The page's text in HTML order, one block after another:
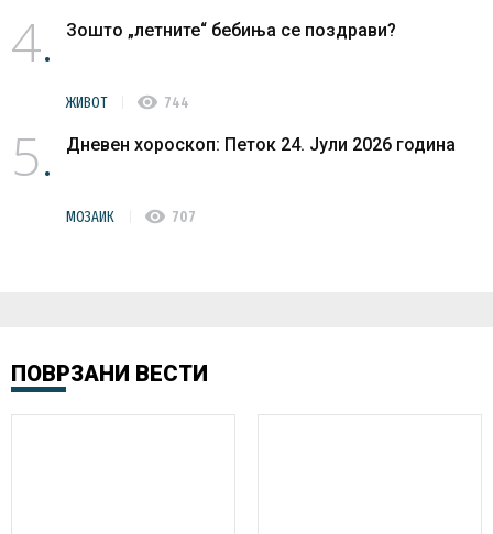
4 Зошто „летните“ бебиња се поздрави?
ЖИВОТ visibility 744
5 Дневен хороскоп: Петок 24. Јули 2026 година
МОЗАИК visibility 707
ПОВРЗАНИ ВЕСТИ